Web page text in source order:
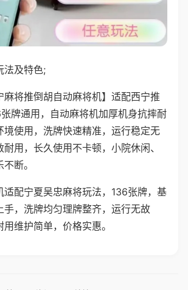
法及特色;
麻将推倒胡自动麻将机】适配西宁推
牌通用，自动麻将机加厚机身抗摔耐
境使用，洗牌快速精准，运行稳定无
用，长久使用不卡顿，小院休闲、
断。
适配宁夏吴忠麻将玩法，136张牌，基
手，洗牌均匀理牌整齐，运行无故
维护简单，价格实惠。